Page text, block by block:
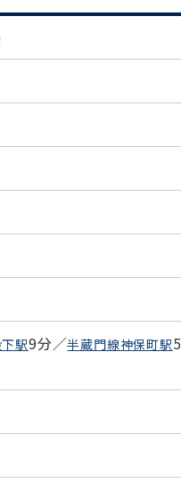
駅9分／半蔵門線神保町駅